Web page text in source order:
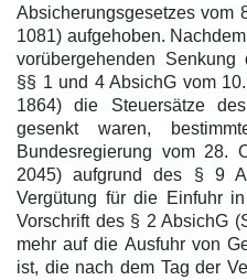
Absicherungsgesetzes vom
1081) aufgehoben.
vorübergehenden Senkung
§§ 1 und 4 AbsichG vom
1864) die Steuersätze
gesenkt waren,
Bundesregierung vom 28.
2045) aufgrund des § 9
Vergütung für die Einfuhr
Vorschrift des § 2 AbsichG
mehr auf die Ausfuhr von
ist, die nach dem Tag der